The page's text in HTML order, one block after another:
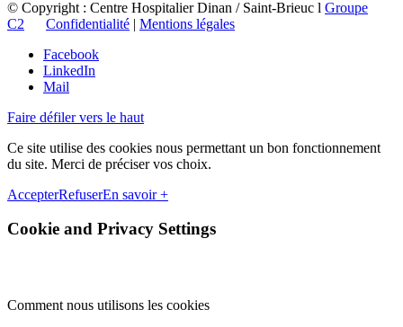
© Copyright : Centre Hospitalier Dinan / Saint-Brieuc l Groupe
C2
Confidentialité | Mentions légales
Facebook
LinkedIn
Mail
Faire défiler vers le haut
Ce site utilise des cookies nous permettant un bon fonctionnement
du site. Merci de préciser vos choix.
AccepterRefuserEn savoir +
Cookie and Privacy Settings
Comment nous utilisons les cookies